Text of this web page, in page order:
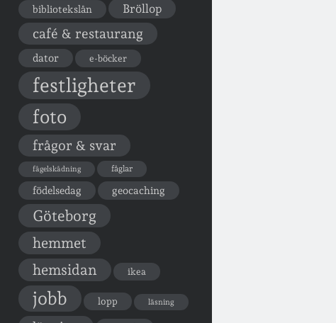
bibliotekslån Bröllop
café & restaurang
dator e-böcker
festligheter
foto
frågor & svar
fågelskådning fåglar
födelsedag geocaching
Göteborg
hemmet
hemsidan
ikea
jobb lopp läsning